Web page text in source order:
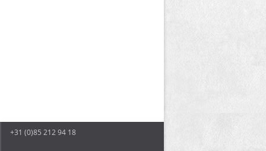
+31 (0)85 212 94 18